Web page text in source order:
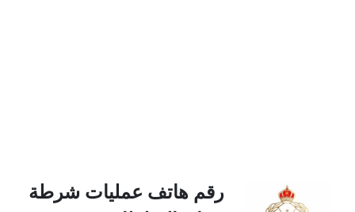
رقم هاتف عمليات شرطة